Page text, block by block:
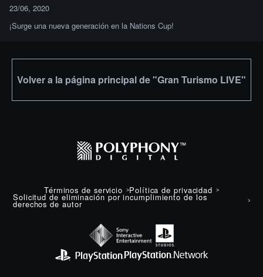
23/06, 2020
¡Surge una nueva generación en la Nations Cup!
Volver a la página principal de "Gran Turismo LIVE"
Términos de servicio Política de privacidad
Solicitud de eliminación por incumplimiento de los
derechos de autor